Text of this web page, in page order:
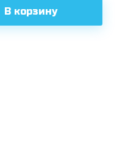
В корзину